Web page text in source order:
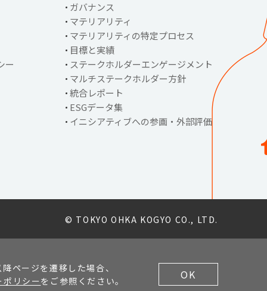
ー
ガバナンス
マテリアリティ
マテリアリティの特定プロセス
目標と実績
ステークホルダーエンゲージメント
マルチステークホルダー方針
統合レポート
ESGデータ集
イニシアティブへの参画・外部評価
© TOKYO OHKA KOGYO CO., LTD.
ページを遷移した場合、
リシー をご参照ください。 OK